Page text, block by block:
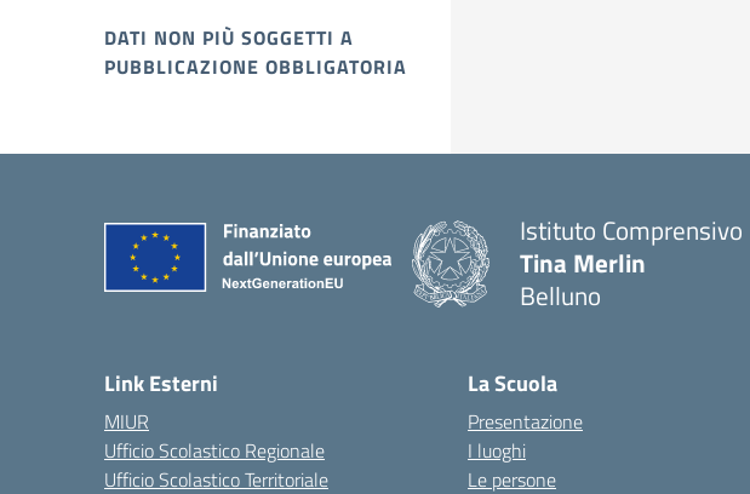
DATI NON PIÙ SOGGETTI A
PUBBLICAZIONE OBBLIGATORIA
Istituto Comprensivo
Tina Merlin
Belluno
Link Esterni
MIUR
Ufficio Scolastico Regionale
Ufficio Scolastico Territoriale
La Scuola
Presentazione
I luoghi
Le persone